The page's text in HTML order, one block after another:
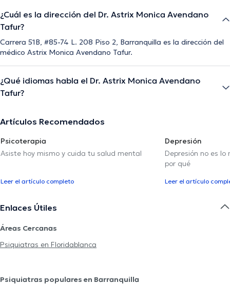
¿Cuál es la dirección del Dr. Astrix Monica Avendano
Tafur?
Carrera 51B, #85-74 L. 208 Piso 2, Barranquilla es la dirección del
médico Astrix Monica Avendano Tafur.
¿Qué idiomas habla el Dr. Astrix Monica Avendano
Tafur?
Artículos Recomendados
Psicoterapia
Asiste hoy mismo y cuida tu salud mental
Leer el artículo completo
Depresión
Depresión no es
por qué
Leer el artículo
Enlaces Útiles
Áreas Cercanas
Psiquiatras en Floridablanca
Psiquiatras populares en Barranquilla